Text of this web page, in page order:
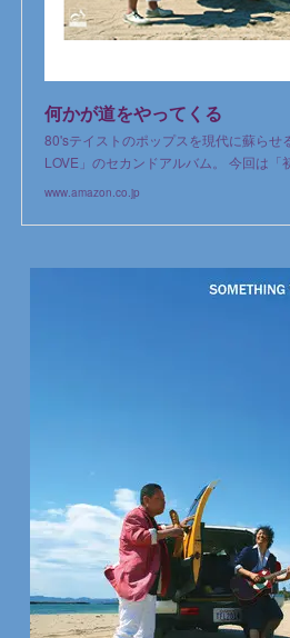
何かが道をやってくる
80'sテイストのポップスを現代に蘇らせ
LOVE」のセカンドアルバム。 今回は「
www.amazon.co.jp